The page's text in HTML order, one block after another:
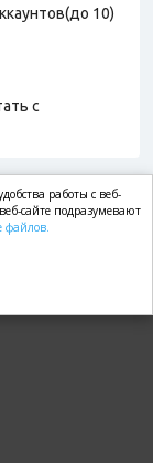
10)
с
работы с веб-
сайте подразумевают
файлов.